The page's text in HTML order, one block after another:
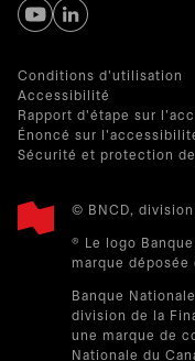
s’ouvre dans un
s’ouvre dans
Conditions d'utilisation
Accessibilité
Rapport d'étape sur
Énoncé sur
Sécurité et protection
© BNCD,
® Le logo
marque déposée
Banque
division de la
une marque de
Nationale du